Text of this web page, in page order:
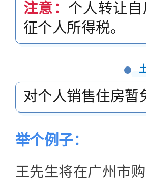
注意： 个人转让
征个人所得税。
对个人销售住房暂
举个例子：
王先生将在广州市